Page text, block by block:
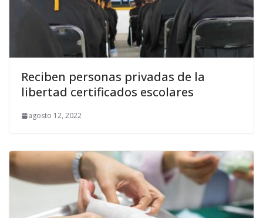
Reciben personas privadas de la
libertad certificados escolares
agosto 12, 2022